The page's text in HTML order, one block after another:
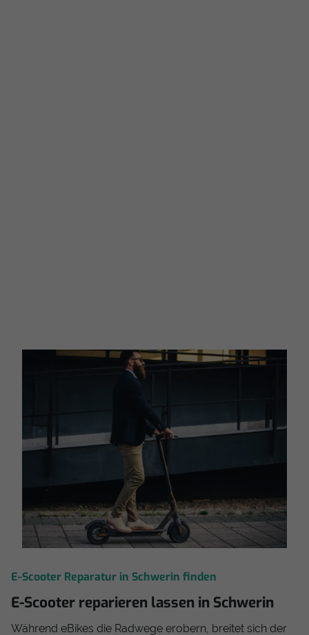
E-Scooter Reparatur in Schwerin finden
E-Scooter reparieren lassen in Schwerin
Während eBikes die Radwege erobern, breitet sich der